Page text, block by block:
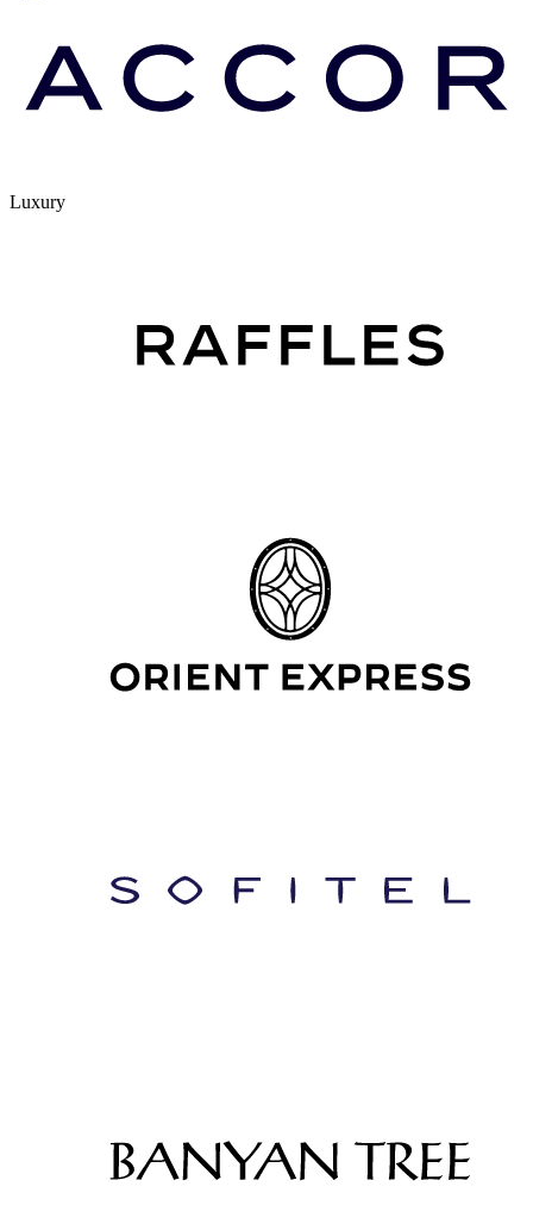
Luxury